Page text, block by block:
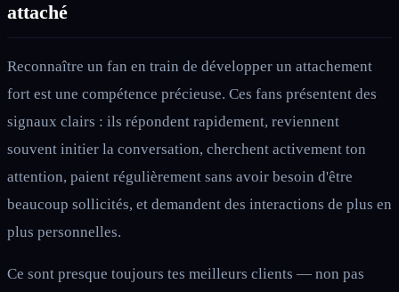
attaché
Reconnaître un fan en train de développer un attachement
fort est une compétence précieuse. Ces fans présentent des
signaux clairs : ils répondent rapidement, reviennent
souvent initier la conversation, cherchent activement ton
attention, paient régulièrement sans avoir besoin d'être
beaucoup sollicités, et demandent des interactions de plus en
plus personnelles.
Ce sont presque toujours tes meilleurs clients — non pas